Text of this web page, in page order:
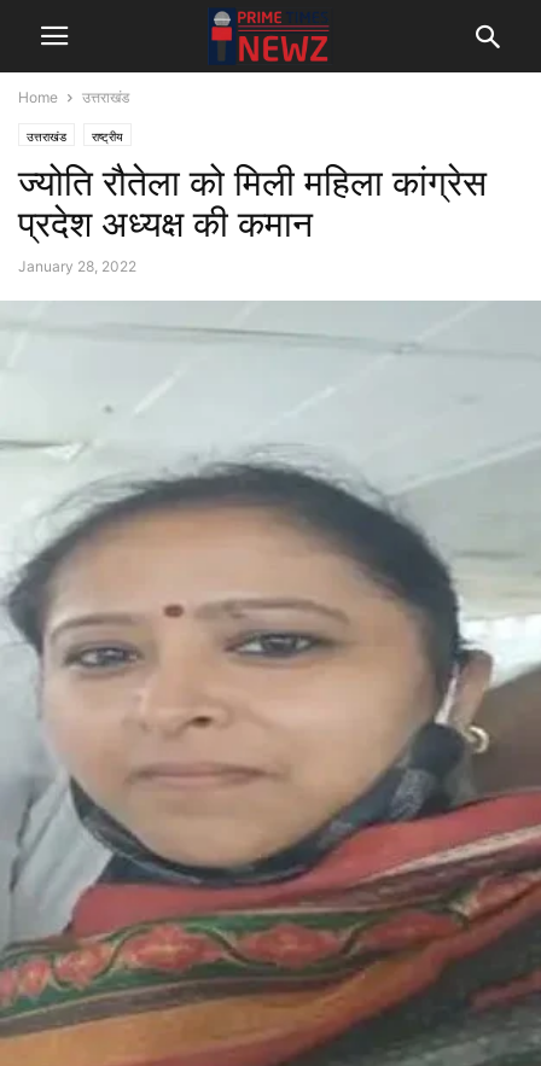
Home उत्तराखंड
उत्तराखंड राष्ट्रीय
ज्योति रौतेला को मिली महिला कांग्रेस
प्रदेश अध्यक्ष की कमान
January 28, 2022